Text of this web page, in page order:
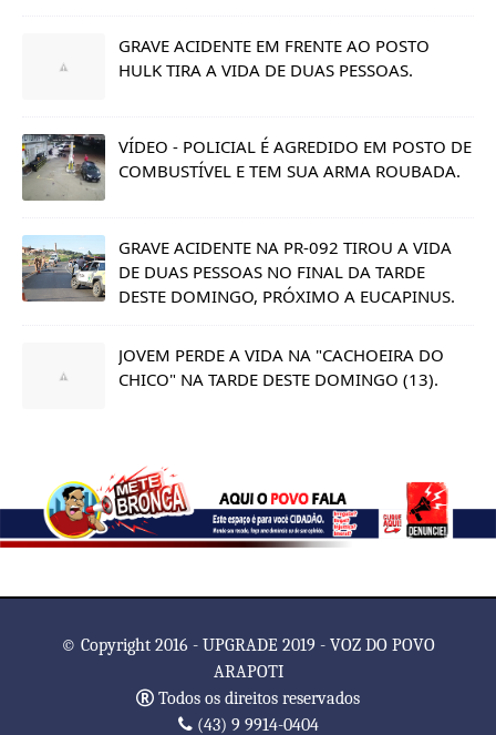
GRAVE ACIDENTE EM FRENTE AO POSTO
HULK TIRA A VIDA DE DUAS PESSOAS.
VÍDEO - POLICIAL É AGREDIDO EM POSTO DE
COMBUSTÍVEL E TEM SUA ARMA ROUBADA.
GRAVE ACIDENTE NA PR-092 TIROU A VIDA
DE DUAS PESSOAS NO FINAL DA TARDE
DESTE DOMINGO, PRÓXIMO A EUCAPINUS.
JOVEM PERDE A VIDA NA "CACHOEIRA DO
CHICO" NA TARDE DESTE DOMINGO (13).
© Copyright 2016 - UPGRADE 2019 - VOZ DO POVO
ARAPOTI
Todos os direitos reservados
(43) 9 9914-0404